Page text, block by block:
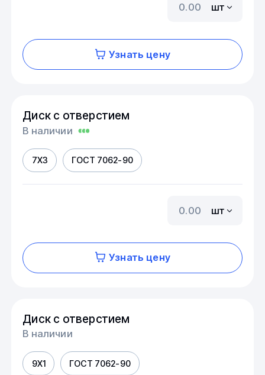
шт
Узнать цену
Диск с отверстием
В наличии
7Х3 ГОСТ 7062-90
шт
Узнать цену
Диск с отверстием
В наличии
9Х1 ГОСТ 7062-90